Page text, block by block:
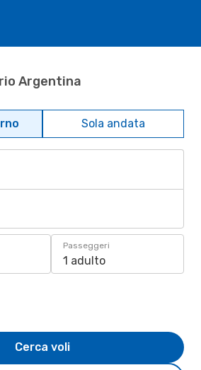
Argentina
Sola andata
Passeggeri
1 adulto
Cerca voli